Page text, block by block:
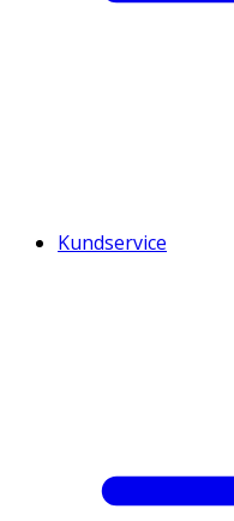
Kundservice